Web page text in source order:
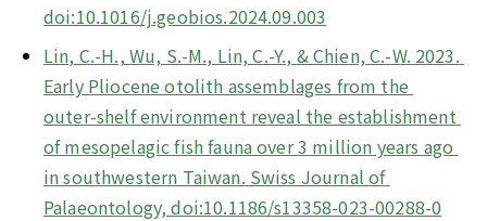
doi:10.1016/j.geobios.2024.09.003
Lin, C.-H., Wu, S.-M., Lin, C.-Y., & Chien, C.-W. 2023.
Early Pliocene otolith assemblages from the
outer-shelf environment reveal the establishment
of mesopelagic fish fauna over 3 million years ago
in southwestern Taiwan. Swiss Journal of
Palaeontology, doi:10.1186/s13358-023-00288-0